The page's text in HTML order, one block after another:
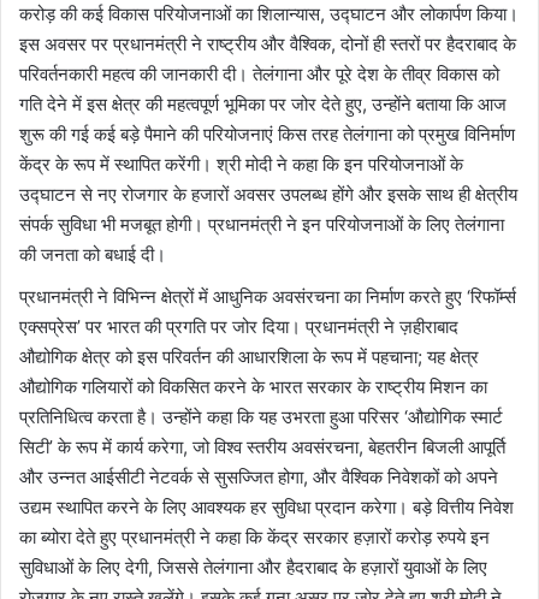
करोड़ की कई विकास परियोजनाओं का शिलान्यास, उद्घाटन और लोकार्पण किया।
इस अवसर पर प्रधानमंत्री ने राष्ट्रीय और वैश्विक, दोनों ही स्तरों पर हैदराबाद के
परिवर्तनकारी महत्व की जानकारी दी। तेलंगाना और पूरे देश के तीव्र विकास को
गति देने में इस क्षेत्र की महत्वपूर्ण भूमिका पर जोर देते हुए, उन्होंने बताया कि आज
शुरू की गई कई बड़े पैमाने की परियोजनाएं किस तरह तेलंगाना को प्रमुख विनिर्माण
केंद्र के रूप में स्थापित करेंगी। श्री मोदी ने कहा कि इन परियोजनाओं के
उद्घाटन से नए रोजगार के हजारों अवसर उपलब्ध होंगे और इसके साथ ही क्षेत्रीय
संपर्क सुविधा भी मजबूत होगी। प्रधानमंत्री ने इन परियोजनाओं के लिए तेलंगाना
की जनता को बधाई दी।
प्रधानमंत्री ने विभिन्न क्षेत्रों में आधुनिक अवसंरचना का निर्माण करते हुए ‘रिफॉर्म्स
एक्सप्रेस’ पर भारत की प्रगति पर जोर दिया। प्रधानमंत्री ने ज़हीराबाद
औद्योगिक क्षेत्र को इस परिवर्तन की आधारशिला के रूप में पहचाना; यह क्षेत्र
औद्योगिक गलियारों को विकसित करने के भारत सरकार के राष्ट्रीय मिशन का
प्रतिनिधित्व करता है। उन्होंने कहा कि यह उभरता हुआ परिसर ‘औद्योगिक स्मार्ट
सिटी’ के रूप में कार्य करेगा, जो विश्व स्तरीय अवसंरचना, बेहतरीन बिजली आपूर्ति
और उन्नत आईसीटी नेटवर्क से सुसज्जित होगा, और वैश्विक निवेशकों को अपने
उद्यम स्थापित करने के लिए आवश्यक हर सुविधा प्रदान करेगा। बड़े वित्तीय निवेश
का ब्योरा देते हुए प्रधानमंत्री ने कहा कि केंद्र सरकार हज़ारों करोड़ रुपये इन
सुविधाओं के लिए देगी, जिससे तेलंगाना और हैदराबाद के हज़ारों युवाओं के लिए